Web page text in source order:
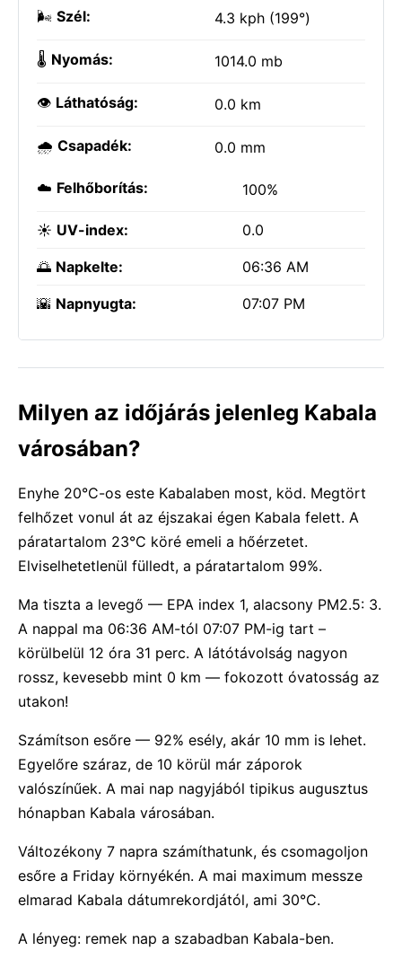
🌬️ Szél: 4.3 kph (199°)
🌡️ Nyomás: 1014.0 mb
👁️ Láthatóság: 0.0 km
🌧️ Csapadék: 0.0 mm
☁️ Felhőborítás: 100%
☀️ UV-index: 0.0
🌅 Napkelte: 06:36 AM
🌇 Napnyugta: 07:07 PM
Milyen az időjárás jelenleg Kabala
városában?
Enyhe 20°C-os este Kabalaben most, köd. Megtört
felhőzet vonul át az éjszakai égen Kabala felett. A
páratartalom 23°C köré emeli a hőérzetet.
Elviselhetetlenül fülledt, a páratartalom 99%.
Ma tiszta a levegő — EPA index 1, alacsony PM2.5: 3.
A nappal ma 06:36 AM-tól 07:07 PM-ig tart –
körülbelül 12 óra 31 perc. A látótávolság nagyon
rossz, kevesebb mint 0 km — fokozott óvatosság az
utakon!
Számítson esőre — 92% esély, akár 10 mm is lehet.
Egyelőre száraz, de 10 körül már záporok
valószínűek. A mai nap nagyjából tipikus augusztus
hónapban Kabala városában.
Változékony 7 napra számíthatunk, és csomagoljon
esőre a Friday környékén. A mai maximum messze
elmarad Kabala dátumrekordjától, ami 30°C.
A lényeg: remek nap a szabadban Kabala-ben.